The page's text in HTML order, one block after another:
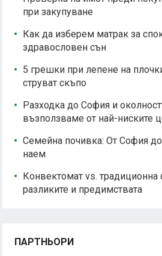
при закупуване
Как да изберем матрак за
здравословен сън
5 грешки при лепене на
струват скъпо
Разходка до София и
възползваме от най-ниските
Семейна почивка: От София
наем
Конвектомат vs. традиционна
разликите и предимствата
ПАРТНЬОРИ